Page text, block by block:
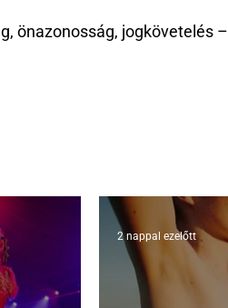
önazonosság, jogkövetelés –
2 nappal ezelőtt